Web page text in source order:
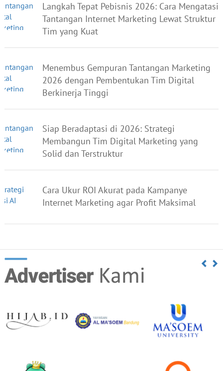
Langkah Tepat Pebisnis 2026: Cara Mengatasi
Tantangan Internet Marketing Lewat Struktur
Tim yang Kuat
Menembus Gempuran Tantangan Marketing
2026 dengan Pembentukan Tim Digital
Berkinerja Tinggi
Siap Beradaptasi di 2026: Strategi
Membangun Tim Digital Marketing yang
Solid dan Terstruktur
Cara Ukur ROI Akurat pada Kampanye
Internet Marketing agar Profit Maksimal